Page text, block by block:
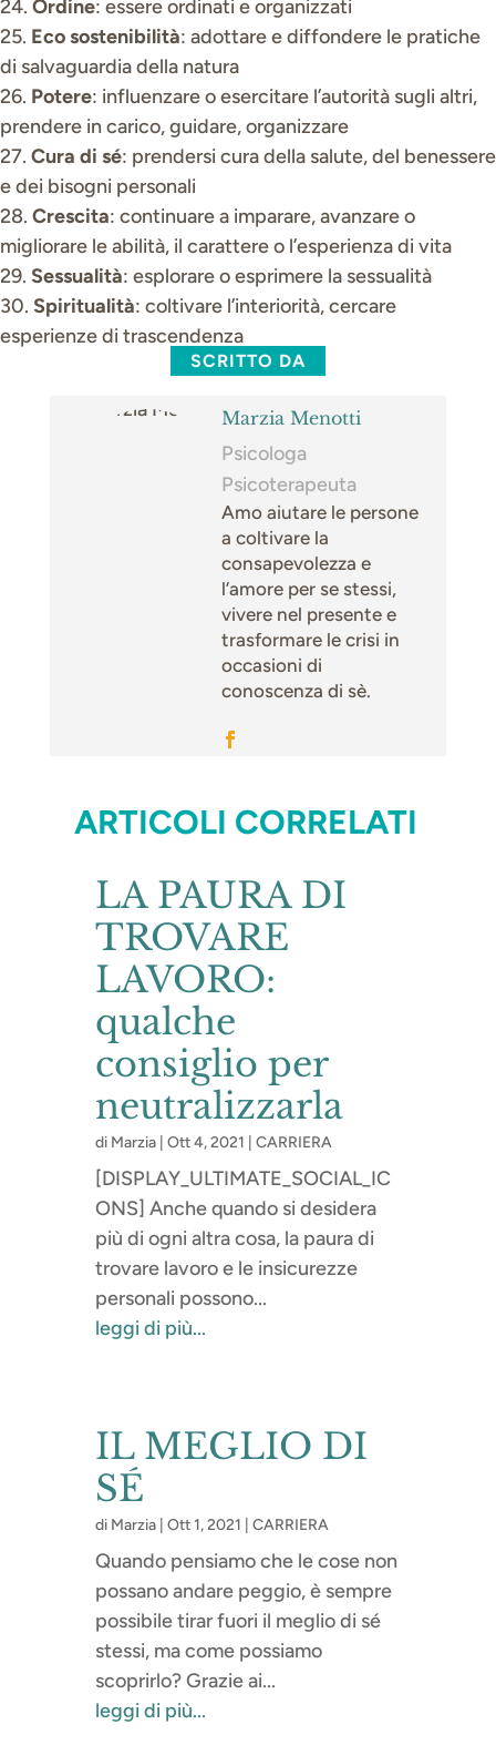
24. Ordine: essere ordinati e organizzati
25. Eco sostenibilità: adottare e diffondere le pratiche
di salvaguardia della natura
26. Potere: influenzare o esercitare l’autorità sugli altri,
prendere in carico, guidare, organizzare
27. Cura di sé: prendersi cura della salute, del benessere
e dei bisogni personali
28. Crescita: continuare a imparare, avanzare o
migliorare le abilità, il carattere o l’esperienza di vita
29. Sessualità: esplorare o esprimere la sessualità
30. Spiritualità: coltivare l’interiorità, cercare
esperienze di trascendenza
SCRITTO DA
Marzia Menotti
Psicologa
Psicoterapeuta
Amo aiutare le persone
a coltivare la
consapevolezza e
l’amore per se stessi,
vivere nel presente e
trasformare le crisi in
occasioni di
conoscenza di sè.
ARTICOLI CORRELATI
LA PAURA DI
TROVARE
LAVORO:
qualche
consiglio per
neutralizzarla
di Marzia |Ott 4, 2021 |CARRIERA
[DISPLAY_ULTIMATE_SOCIAL_IC
ONS] Anche quando si desidera
più di ogni altra cosa, la paura di
trovare lavoro e le insicurezze
personali possono...
leggi di più...
IL MEGLIO DI
SÉ
di Marzia |Ott 1, 2021 |CARRIERA
Quando pensiamo che le cose non
possano andare peggio, è sempre
possibile tirar fuori il meglio di sé
stessi, ma come possiamo
scoprirlo? Grazie ai...
leggi di più...